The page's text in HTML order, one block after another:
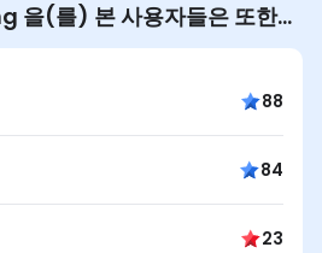
(를) 본 사용자들은 또한…
88
84
23